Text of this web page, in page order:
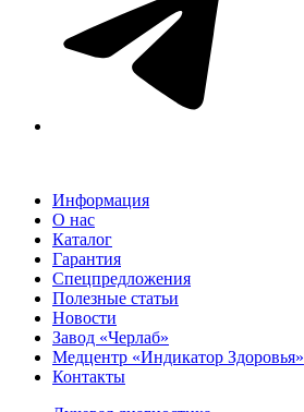
Информация
О нас
Каталог
Гарантия
Спецпредложения
Полезные статьи
Новости
Завод «Черлаб»
Медцентр «Индикатор Здоровья»
Контакты